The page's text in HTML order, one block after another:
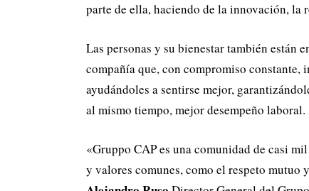
parte de ella, haciendo de la innovación,
Las personas y su bienestar también están
compañía que, con compromiso
ayudándoles a sentirse mejor,
al mismo tiempo, mejor desempeño laboral.
«Gruppo CAP es una comunidad de casi
y valores comunes, como el respeto